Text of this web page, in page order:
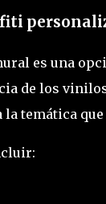
es una
de los
la temática